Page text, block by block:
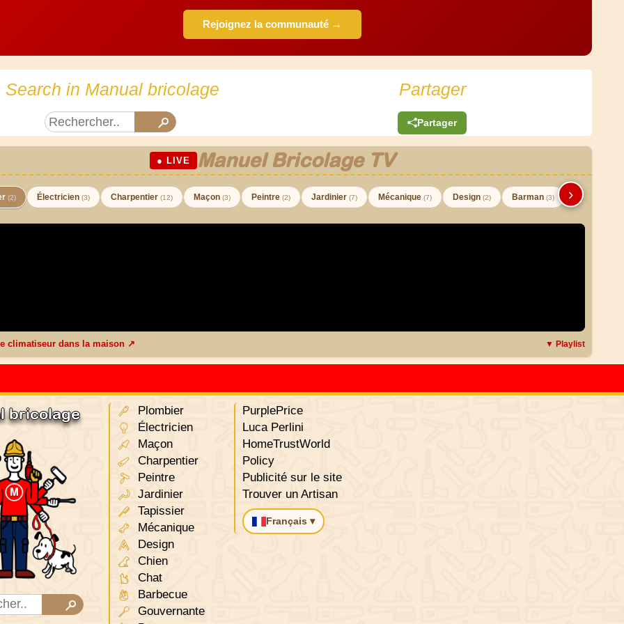
Rejoignez la communauté →
Search in Manual bricolage Partager
Partager
● LIVE Manuel Bricolage TV
(2) Électricien (3) Charpentier (12) Maçon (3) Peintre (2) Jardinier (7) Mécanique (7) Design (2) Barman (3) ›
climatiseur dans la maison ↗ ▼ Playlist
bricolage
Plombier
Électricien
Maçon
Charpentier
Peintre
Jardinier
Tapissier
Mécanique
Design
Chien
Chat
Barbecue
Gouvernante
PurplePrice
Luca Perlini
HomeTrustWorld
Policy
Publicité sur le site
Trouver un Artisan
Français ▾